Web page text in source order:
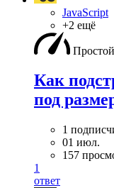
JavaScript
+2 ещё
Простой
Как
под
1
01 июл.
157
1
ответ